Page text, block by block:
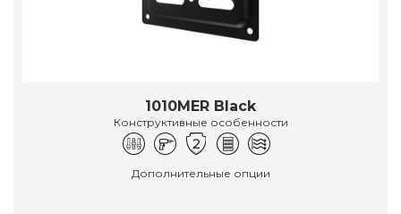
1010MER Black
Конструктивные особенности
Дополнительные опции